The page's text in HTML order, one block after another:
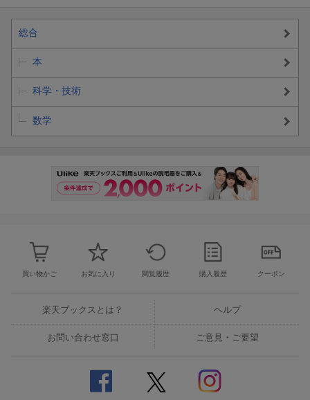
総合
本
科学・技術
数学
買い物かご お気に入り 閲覧履歴 購入履歴 クーポン
楽天ブックスとは？ ヘルプ
お問い合わせ窓口 ご意見・ご要望